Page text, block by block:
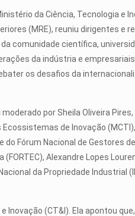
da Ciência, Tecnologia e
(MRE), reuniu dirigentes e
comunidade científica,
da indústria e
os desafios da
por Sheila Oliveira
de Inovação
Fórum Nacional de Gestores
Alexandre Lopes
da Propriedade Industrial
(CT&I). Ela apontou